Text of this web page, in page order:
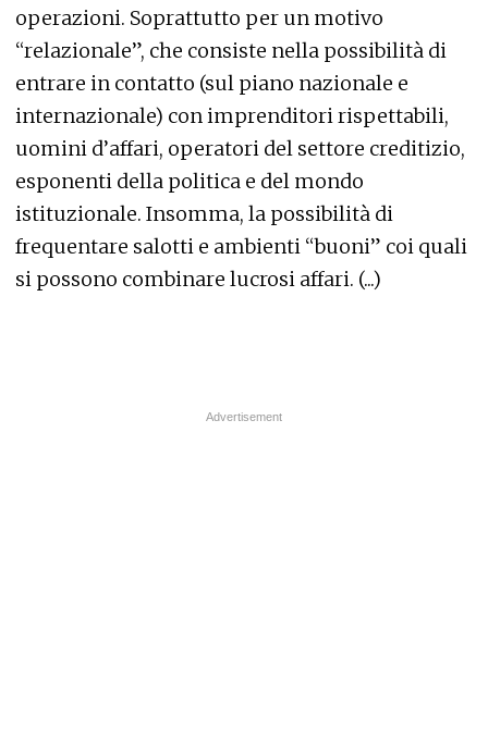
operazioni. Soprattutto per un motivo
“relazionale”, che consiste nella possibilità di
entrare in contatto (sul piano nazionale e
internazionale) con imprenditori rispettabili,
uomini d’affari, operatori del settore creditizio,
esponenti della politica e del mondo
istituzionale. Insomma, la possibilità di
frequentare salotti e ambienti “buoni” coi quali
si possono combinare lucrosi affari. (...)